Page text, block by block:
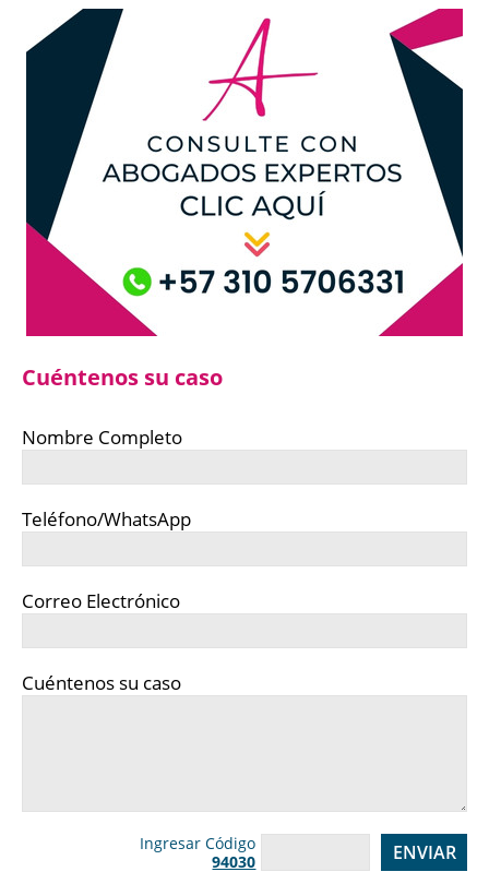
Cuéntenos su caso
Nombre Completo
Teléfono/WhatsApp
Correo Electrónico
Cuéntenos su caso
Ingresar Código
94030